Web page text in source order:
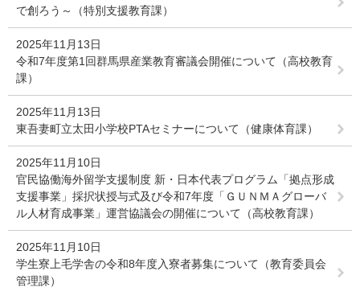
で創ろう～（特別支援教育課）
2025年11月13日
令和7年度第1回群馬県産業教育審議会開催について（高校教育
課）
2025年11月13日
東吾妻町立太田小学校PTAセミナーについて（健康体育課）
2025年11月10日
官民協働海外留学支援制度 新・日本代表プログラム「拠点形成
支援事業」採択状授与式及び令和7年度「ＧＵＮＭＡグローバ
ル人材育成事業」運営協議会の開催について（高校教育課）
2025年11月10日
学生寮上毛学舎の令和8年度入寮者募集について（教育委員会
管理課）